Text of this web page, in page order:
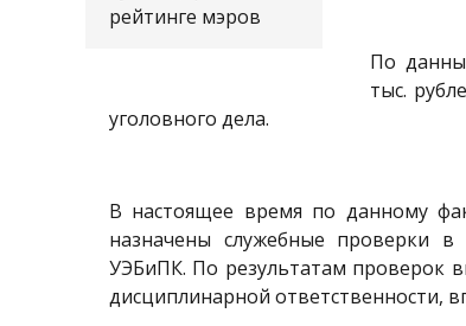
рейтинге мэров
По
тыс.
уголовного дела.
В настоящее время по данному
назначены служебные проверки
УЭБиПК. По результатам проверок
дисциплинарной ответственности,